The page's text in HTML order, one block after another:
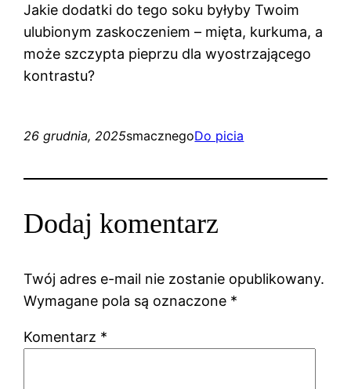
Jakie dodatki do tego soku byłyby Twoim
ulubionym zaskoczeniem – mięta, kurkuma, a
może szczypta pieprzu dla wyostrzającego
kontrastu?
26 grudnia, 2025smacznegoDo picia
Dodaj komentarz
Twój adres e-mail nie zostanie opublikowany.
Wymagane pola są oznaczone *
Komentarz *